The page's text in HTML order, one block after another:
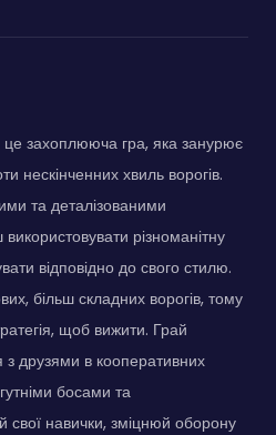
захоплююча гра, яка занурює
нескінченних хвиль ворогів.
та деталізованими
різноманітну
відповідно до свого стилю.
більш складних ворогів, тому
щоб вижити. Грай
друзями в кооперативних
босами та
навички, зміцнюй оборону